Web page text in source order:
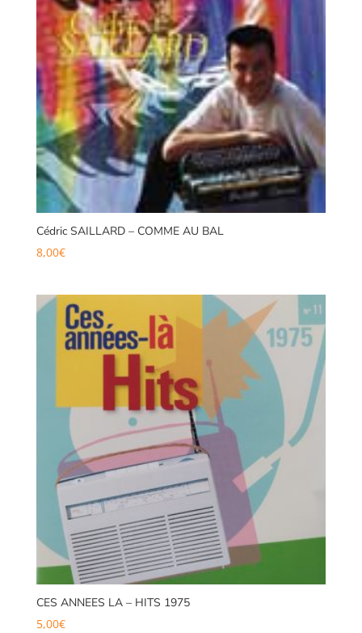
Cédric SAILLARD – COMME AU BAL
8,00€
CES ANNEES LA – HITS 1975
5,00€